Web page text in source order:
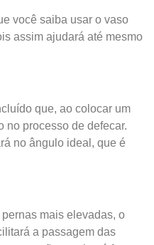
você saiba usar o vaso
assim ajudará até mesmo
que, ao colocar um
no processo de defecar.
no ângulo ideal, que é
mais elevadas, o
a passagem das